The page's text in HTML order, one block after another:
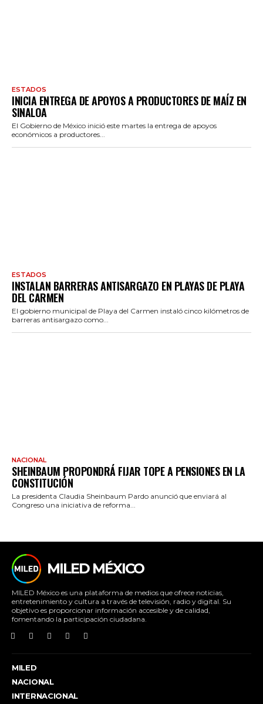
ESTADOS
INICIA ENTREGA DE APOYOS A PRODUCTORES DE MAÍZ EN
SINALOA
El Gobierno de México inició este martes la entrega de apoyos
económicos a productores...
ESTADOS
INSTALAN BARRERAS ANTISARGAZO EN PLAYAS DE PLAYA
DEL CARMEN
El gobierno municipal de Playa del Carmen instaló cinco kilómetros de
barreras antisargazo como...
NACIONAL
SHEINBAUM PROPONDRÁ FIJAR TOPE A PENSIONES EN LA
CONSTITUCIÓN
La presidenta Claudia Sheinbaum Pardo anunció que enviará al
Congreso una iniciativa de reforma...
MILED MÉXICO
MILED México es una plataforma de medios que ofrece noticias,
entretenimiento y cultura a través de televisión, radio y digital. Su
objetivo es proporcionar información accesible y de calidad,
fomentando la participación ciudadana.
MILED
NACIONAL
INTERNACIONAL